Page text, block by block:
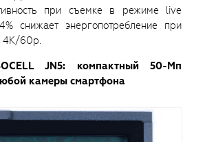
при съемке в режиме live
снижает энергопотребление при
4K/60p.
JN5: компактный 50-Мп
камеры смартфона